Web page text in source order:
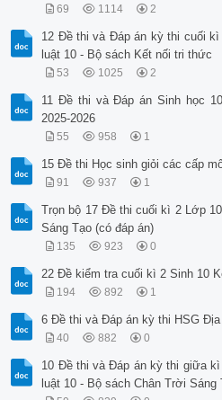
69 1114 2
12 Đề thi và Đáp án kỳ thi cuối
luật 10 - Bộ sách Kết nối tri thức
53 1025 2
11 Đề thi và Đáp án Sinh học
2025-2026
55 958 1
15 Đề thi Học sinh giỏi các cấp
91 937 1
Trọn bộ 17 Đề thi cuối kì 2 Lớp
Sáng Tạo (có đáp án)
135 923 0
22 Đề kiểm tra cuối kì 2 Sinh 10
194 892 1
6 Đề thi và Đáp án kỳ thi HSG
40 882 0
10 Đề thi và Đáp án kỳ thi giữa
luật 10 - Bộ sách Chân Trời Sáng